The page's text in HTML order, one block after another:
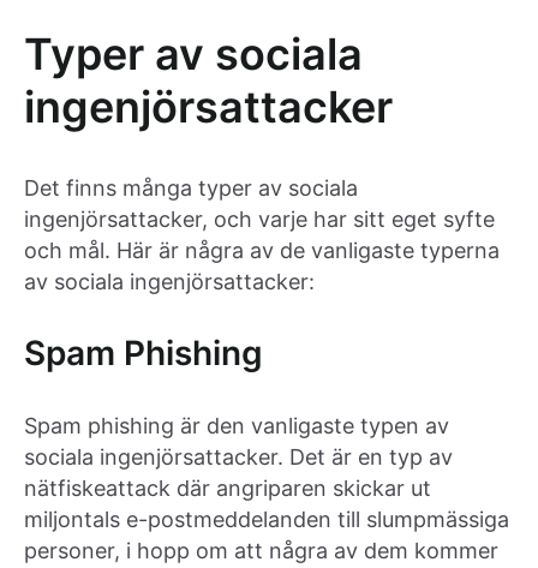
Typer av sociala
ingenjörsattacker
Det finns många typer av sociala
ingenjörsattacker, och varje har sitt eget syfte
och mål. Här är några av de vanligaste typerna
av sociala ingenjörsattacker:
Spam Phishing
Spam phishing är den vanligaste typen av
sociala ingenjörsattacker. Det är en typ av
nätfiskeattack där angriparen skickar ut
miljontals e-postmeddelanden till slumpmässiga
personer, i hopp om att några av dem kommer